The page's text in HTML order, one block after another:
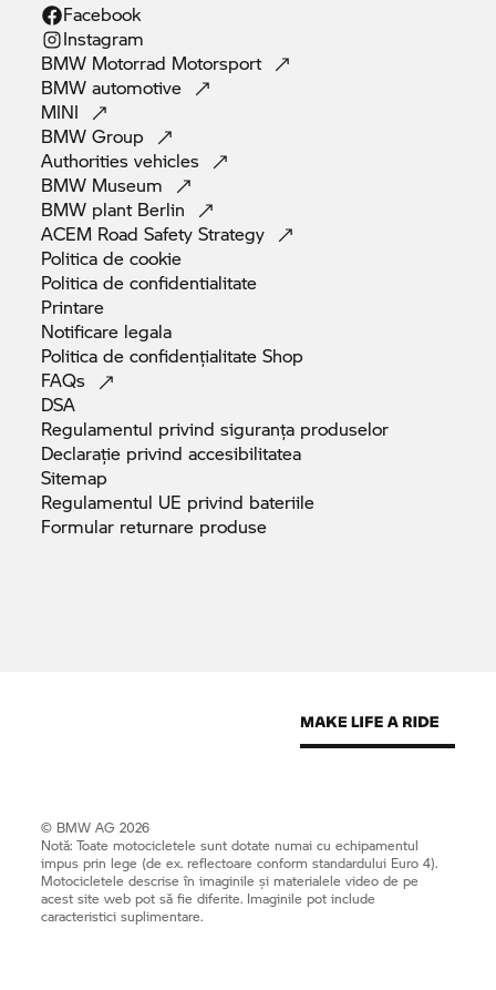
Facebook
Instagram
BMW Motorrad Motorsport
BMWautomotive
MINI
BMWGroup
Authoritiesvehicles
BMW Museum
BMW plant Berlin
ACEM Road SafetyStrategy
Politica decookie
Politica deconfidentialitate
Printare
Notificare legala
Politica de confidențialitateShop
FAQs
DSA
Regulamentul privind siguranța produselor
Declarație privindaccesibilitatea
Sitemap
Regulamentul UE privind bateriile
Formular returnare produse
© BMW AG 2026
Notă: Toate motocicletele sunt dotate numai cu echipamentul
impus prin lege (de ex. reflectoare conform standardului Euro 4).
Motocicletele descrise în imaginile și materialele video de pe
acest site web pot să fie diferite. Imaginile pot include
caracteristici suplimentare.